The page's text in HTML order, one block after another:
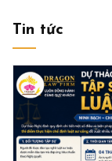
Tin tức